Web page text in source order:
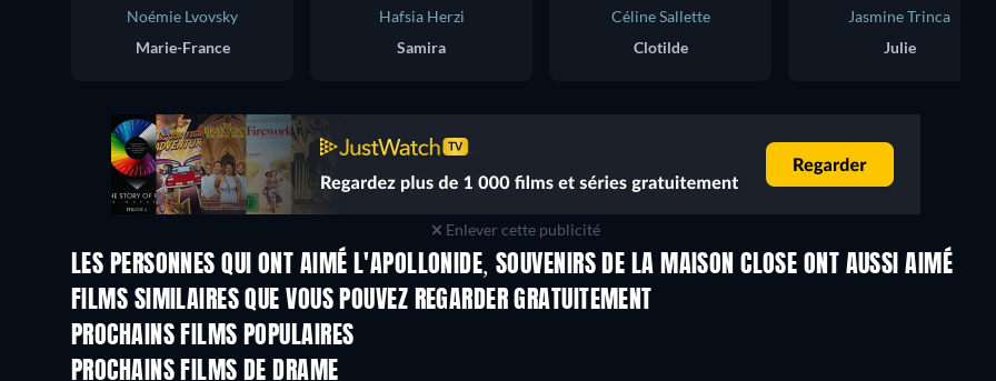
Noémie Lvovsky
Marie-France
Hafsia Herzi
Samira
Céline Sallette
Clotilde
Jasmine Trinca
Julie
Enlever cette publicité
LES PERSONNES QUI ONT AIMÉ L'APOLLONIDE, SOUVENIRS DE LA MAISON CLOSE ONT AUSSI AIMÉ
FILMS SIMILAIRES QUE VOUS POUVEZ REGARDER GRATUITEMENT
PROCHAINS FILMS POPULAIRES
PROCHAINS FILMS DE DRAME